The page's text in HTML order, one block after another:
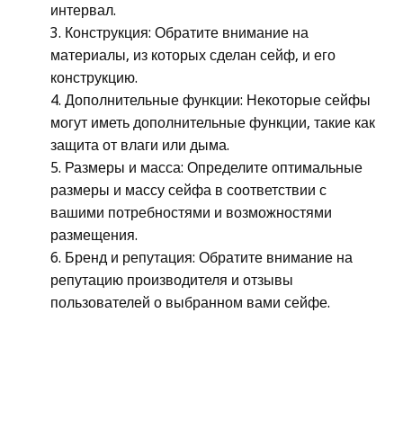
интервал.
Конструкция: Обратите внимание на
материалы, из которых сделан сейф, и его
конструкцию.
Дополнительные функции: Некоторые сейфы
могут иметь дополнительные функции, такие как
защита от влаги или дыма.
Размеры и масса: Определите оптимальные
размеры и массу сейфа в соответствии с
вашими потребностями и возможностями
размещения.
Бренд и репутация: Обратите внимание на
репутацию производителя и отзывы
пользователей о выбранном вами сейфе.